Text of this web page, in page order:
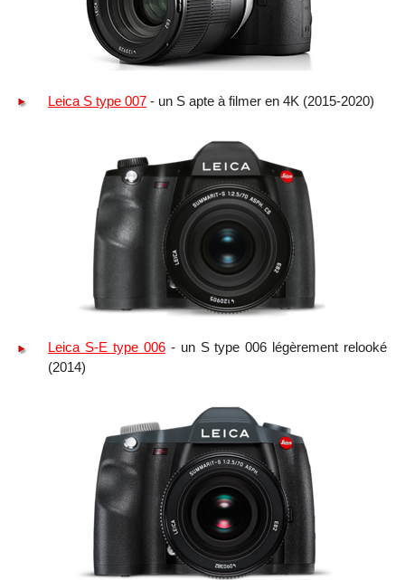
Leica S type 007 - un S apte à filmer en 4K (2015-2020)
Leica S-E type 006- un S type 006 légèrement relooké
(2014)